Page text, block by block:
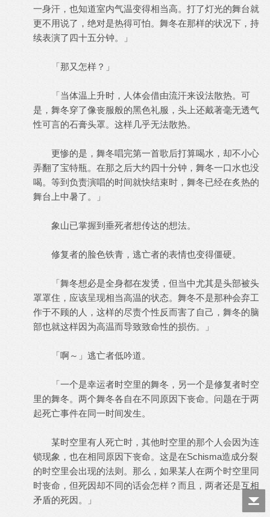
一身汗，也知道室内气温变得相当高。打了灯光的舞台就
更不用说了，绝对是热得可怕。舞冬在那样的状况下，持
续表演了四十五分钟。」
「那又怎样？」
「当体温上升时，人体会借由流汗来设法散热。可
是，舞冬穿了像丧服般的黑色礼服，头上还戴著毫无透气
性可言的石膏头罩。这样几乎无法散热。
更惨的是，舞冬唱完第一首歌后打算喝水，却不小心
弄翻了宝特瓶。在那之后大约四十分钟，舞冬一口水也没
喝。等到负责演唱的时间就快结束时，舞冬已经在炙热的
舞台上中暑了。」
象山已掌握到垂死者想传达的想法。
修复者的脸色铁青，逃亡者的表情也变得僵硬。
「舞冬想必是全身都在发烫，但当中尤其是头部被头
罩罩住，应该呈现相当高温的状态。舞冬不是那种会弃工
作于不顾的人，这样的尽责个性反而害了自己，舞冬的脑
部也就这样因为高温而导致致命性的损伤。」
「啊～」逃亡者低吟道。
「一个是幸运者时空里的舞冬，另一个是修复者时空
里的舞冬。两个舞冬各自在不同原因下丧命。问题在于两
起死亡事件在同一时间发生。
某时空里有人死亡时，其他时空里的那个人会因为连
锁现象，也在相同原因下丧命。这是在Schisma造成分裂
的时空里会出现的法则。那么，如果某人在两个时空里同
时丧命，但死因却不同的话会怎样？而且，两者还是互相
矛盾的死因。」